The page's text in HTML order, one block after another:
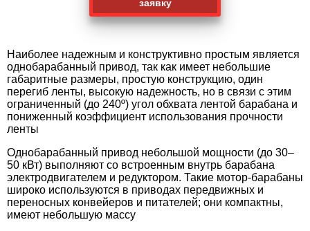
Наиболее надежным и конструктивно простым является
однобарабанный привод, так как имеет небольшие
габаритные размеры, простую конструкцию, один
перегиб ленты, высокую надежность, но в связи с этим
ограниченный (до 240º) угол обхвата лентой барабана и
пониженный коэффициент использования прочности
ленты
Однобарабанный привод небольшой мощности (до 30–
50 кВт) выполняют со встроенным внутрь барабана
электродвигателем и редуктором. Такие мотор-барабаны
широко используются в приводах передвижных и
переносных конвейеров и питателей; они компактны,
имеют небольшую массу